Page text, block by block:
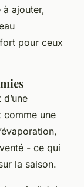
ajouter,
pour ceux
comme une
- ce qui
la saison.